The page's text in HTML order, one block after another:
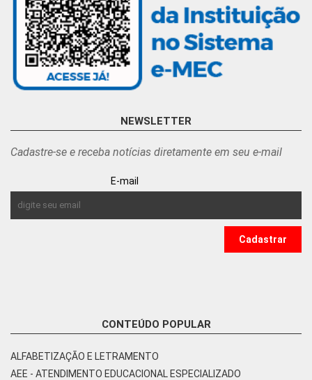
NEWSLETTER
Cadastre-se e receba notícias diretamente em seu e-mail
E-mail
CONTEÚDO POPULAR
ALFABETIZAÇÃO E LETRAMENTO
AEE - ATENDIMENTO EDUCACIONAL ESPECIALIZADO